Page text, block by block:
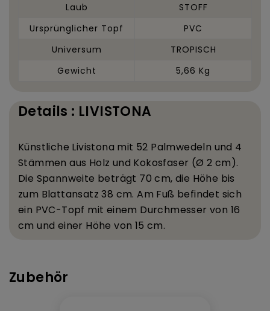
Laub
STOFF
Ursprünglicher Topf
PVC
Universum
TROPISCH
Gewicht
5,66 Kg
Details : LIVISTONA
Künstliche Livistona mit 52 Palmwedeln und 4
Stämmen aus Holz und Kokosfaser (Ø 2 cm).
Die Spannweite beträgt 70 cm, die Höhe bis
zum Blattansatz 38 cm. Am Fuß befindet sich
ein PVC-Topf mit einem Durchmesser von 16
cm und einer Höhe von 15 cm.
Zubehör